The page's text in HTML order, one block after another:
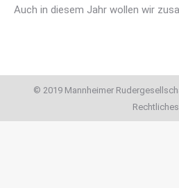
Auch in diesem Jahr wollen wir
© 2019 Mannheimer
Rechtliches